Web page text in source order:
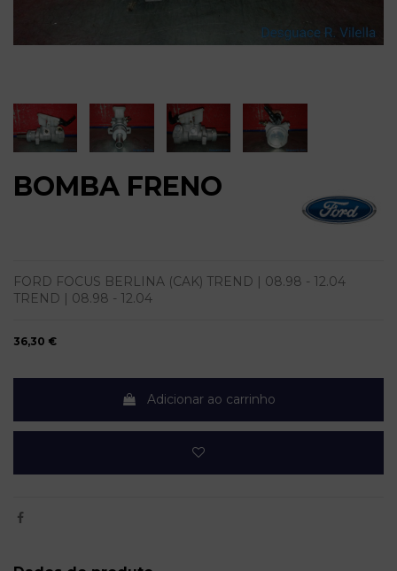
BOMBA FRENO
FORD FOCUS BERLINA (CAK) TREND | 08.98 - 12.04
TREND | 08.98 - 12.04
36,30 €
Adicionar ao carrinho